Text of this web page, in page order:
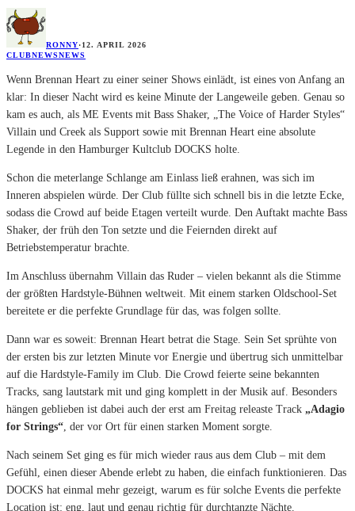
RONNY·12. APRIL 2026
CLUBNEWSNEWS
Wenn Brennan Heart zu einer seiner Shows einlädt, ist eines von Anfang an
klar: In dieser Nacht wird es keine Minute der Langeweile geben. Genau so
kam es auch, als ME Events mit Bass Shaker, „The Voice of Harder Styles“
Villain und Creek als Support sowie mit Brennan Heart eine absolute
Legende in den Hamburger Kultclub DOCKS holte.
Schon die meterlange Schlange am Einlass ließ erahnen, was sich im
Inneren abspielen würde. Der Club füllte sich schnell bis in die letzte Ecke,
sodass die Crowd auf beide Etagen verteilt wurde. Den Auftakt machte Bass
Shaker, der früh den Ton setzte und die Feiernden direkt auf
Betriebstemperatur brachte.
Im Anschluss übernahm Villain das Ruder – vielen bekannt als die Stimme
der größten Hardstyle-Bühnen weltweit. Mit einem starken Oldschool-Set
bereitete er die perfekte Grundlage für das, was folgen sollte.
Dann war es soweit: Brennan Heart betrat die Stage. Sein Set sprühte von
der ersten bis zur letzten Minute vor Energie und übertrug sich unmittelbar
auf die Hardstyle-Family im Club. Die Crowd feierte seine bekannten
Tracks, sang lautstark mit und ging komplett in der Musik auf. Besonders
hängen geblieben ist dabei auch der erst am Freitag releaste Track „Adagio
for Strings“, der vor Ort für einen starken Moment sorgte.
Nach seinem Set ging es für mich wieder raus aus dem Club – mit dem
Gefühl, einen dieser Abende erlebt zu haben, die einfach funktionieren. Das
DOCKS hat einmal mehr gezeigt, warum es für solche Events die perfekte
Location ist: eng, laut und genau richtig für durchtanzte Nächte.